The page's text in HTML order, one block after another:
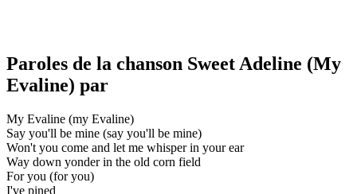
Paroles de la chanson Sweet Adeline (My
Evaline) par
My Evaline (my Evaline)
Say you'll be mine (say you'll be mine)
Won't you come and let me whisper in your ear
Way down yonder in the old corn field
For you (for you)
I've pined